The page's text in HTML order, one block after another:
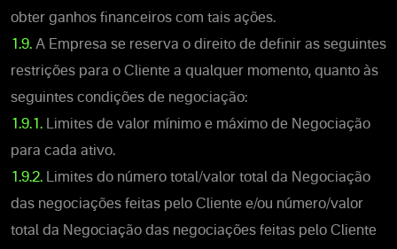
obter ganhos financeiros com tais ações.
1.9. A Empresa se reserva o direito de definir as seguintes
restrições para o Cliente a qualquer momento, quanto às
seguintes condições de negociação:
1.9.1. Limites de valor mínimo e máximo de Negociação
para cada ativo.
1.9.2. Limites do número total/valor total da Negociação
das negociações feitas pelo Cliente e/ou número/valor
total da Negociação das negociações feitas pelo Cliente